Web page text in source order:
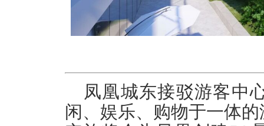
凤凰城东接驳游客中
闲、娱乐、购物于一体